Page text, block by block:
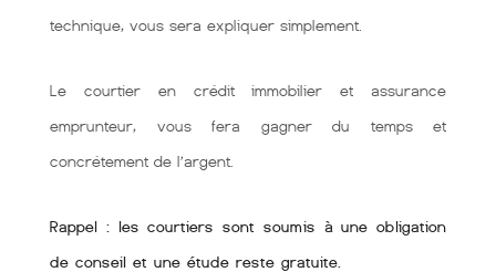
technique, vous sera expliquer simplement.
Le courtier en crédit immobilier et assurance
emprunteur, vous fera gagner du temps et
concrétement de l’argent.
Rappel : les courtiers sont soumis à une obligation
de conseil et une étude reste gratuite.